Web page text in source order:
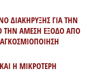
ΔΙΑΚΗΡΥΞΗΣ ΓΙΑ ΤΗΝ
ΤΗΝ ΑΜΕΣΗ ΕΞΟΔΟ ΑΠΟ
Η ΜΙΚΡΟΤΕΡΗ